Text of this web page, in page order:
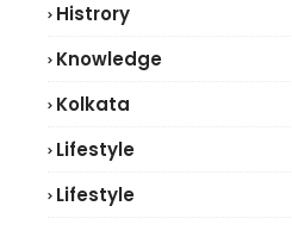
Histrory
Knowledge
Kolkata
Lifestyle
Lifestyle